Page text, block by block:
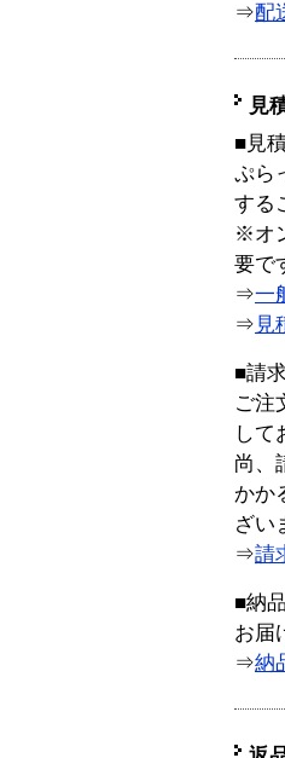
⇒配
見
■見
ぷら
する
※オ
要で
⇒一
⇒ 見
■請
ご注
して
尚、
かか
ざい
⇒請
■納
お届
⇒納